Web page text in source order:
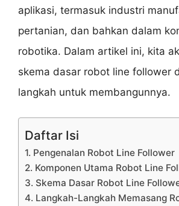
aplikasi, termasuk industri
pertanian, dan bahkan dalam
robotika. Dalam artikel ini, kita
skema dasar robot line follower
langkah untuk membangunnya.
Daftar Isi
1. Pengenalan Robot Line Follower
2. Komponen Utama Robot Line
3. Skema Dasar Robot Line
4. Langkah-Langkah Memasang